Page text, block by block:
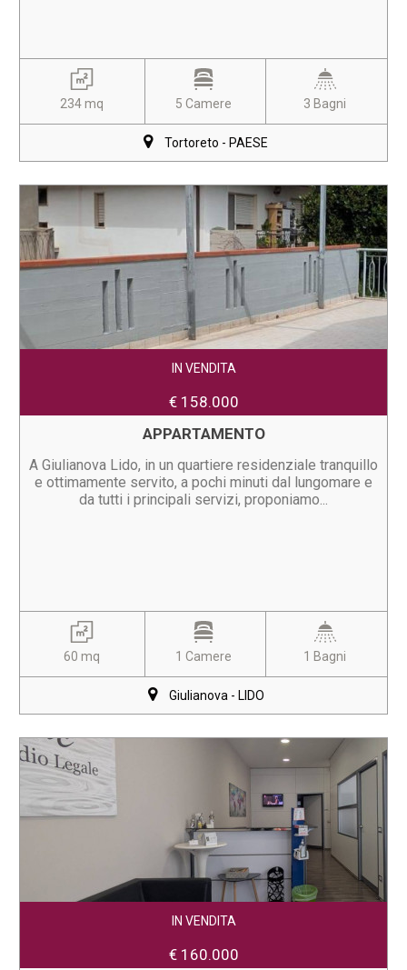
234 mq 5 Camere 3 Bagni
Tortoreto - PAESE
IN VENDITA
€ 158.000
APPARTAMENTO
A Giulianova Lido, in un quartiere residenziale tranquillo
e ottimamente servito, a pochi minuti dal lungomare e
da tutti i principali servizi, proponiamo...
60 mq 1 Camere 1 Bagni
Giulianova - LIDO
IN VENDITA
€ 160.000